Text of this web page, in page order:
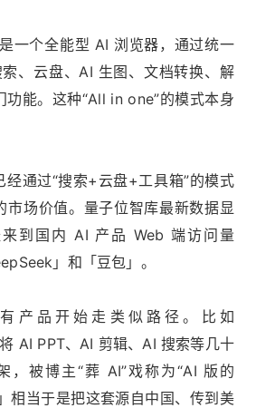
一个全能型 AI 浏览器，通过统一
、云盘、AI 生图、文档转换、解
功能。这种“All in one”的模式本身
经通过“搜索+云盘+工具箱”的模式
市场价值。量子位智库最新数据显
到国内 AI 产品 Web 端访问量
」和「豆包」。
产品开始走类似路径。比如
AI PPT、AI 剪辑、AI 搜索等几十
，被博主“葬 AI”戏称为“AI 版的
相当于是把这套源自中国、传到美